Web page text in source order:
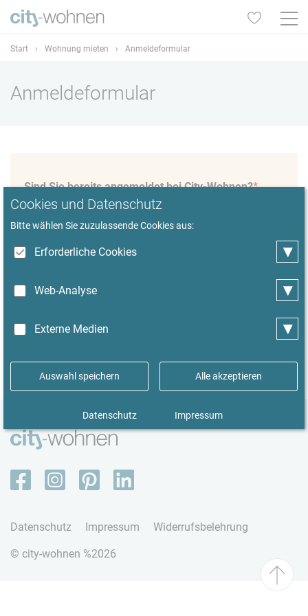
Start › Wohnung mieten › Anmeldeformular
Anmeldeformular
Sind Sie bereits angemeldet bei City-Wohnen?*
Ja
Nein
Datenschutz Impressum Widerrufsbelehrung
© city-wohnen %2026
Cookies und Datenschutz
Bitte wählen Sie zuzulassende Cookies aus:
Erforderliche Cookies ▾
Web-Analyse ▾
Externe Medien ▾
Auswahl speichern Alle akzeptieren
Datenschutz Impressum